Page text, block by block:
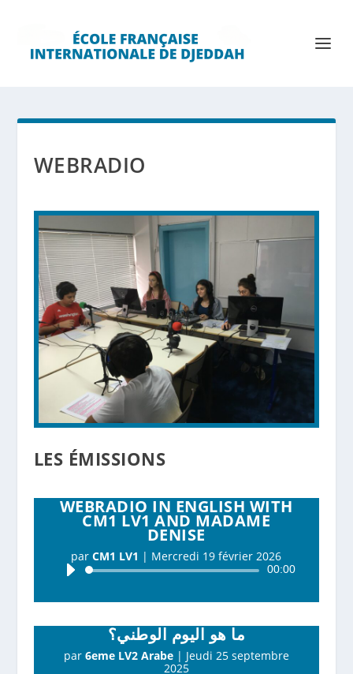
WEBRADIO
LES ÉMISSIONS
WEBRADIO IN ENGLISH WITH
CM1 LV1 AND MADAME
DENISE
parCM1 LV1 | Mercredi 19 février 2026
Lecteur
00:00
ما هو اليوم الوطني؟
par 6eme LV2 Arabe| Jeudi 25 septembre
2025